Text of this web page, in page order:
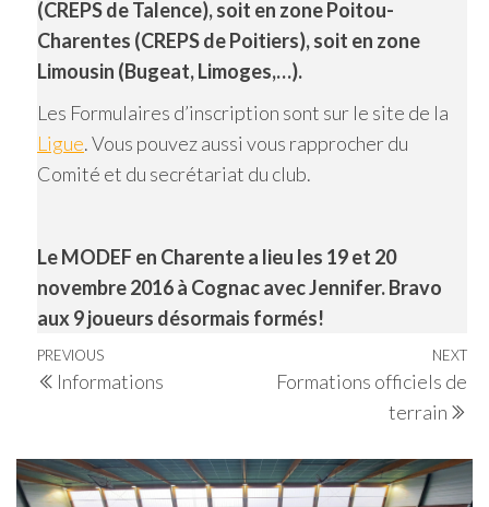
(CREPS de Talence), soit en zone Poitou-
Charentes (CREPS de Poitiers), soit en zone
Limousin (Bugeat, Limoges,…).
Les Formulaires d’inscription sont sur le site de la
Ligue. Vous pouvez aussi vous rapprocher du
Comité et du secrétariat du club.
Le MODEF en Charente a lieu les 19 et 20
novembre 2016 à Cognac avec Jennifer. Bravo
aux 9 joueurs désormais formés!
Navigation
de
Previous
Post
PREVIOUS
Informations
NEXT
Formations officiels de
terrain